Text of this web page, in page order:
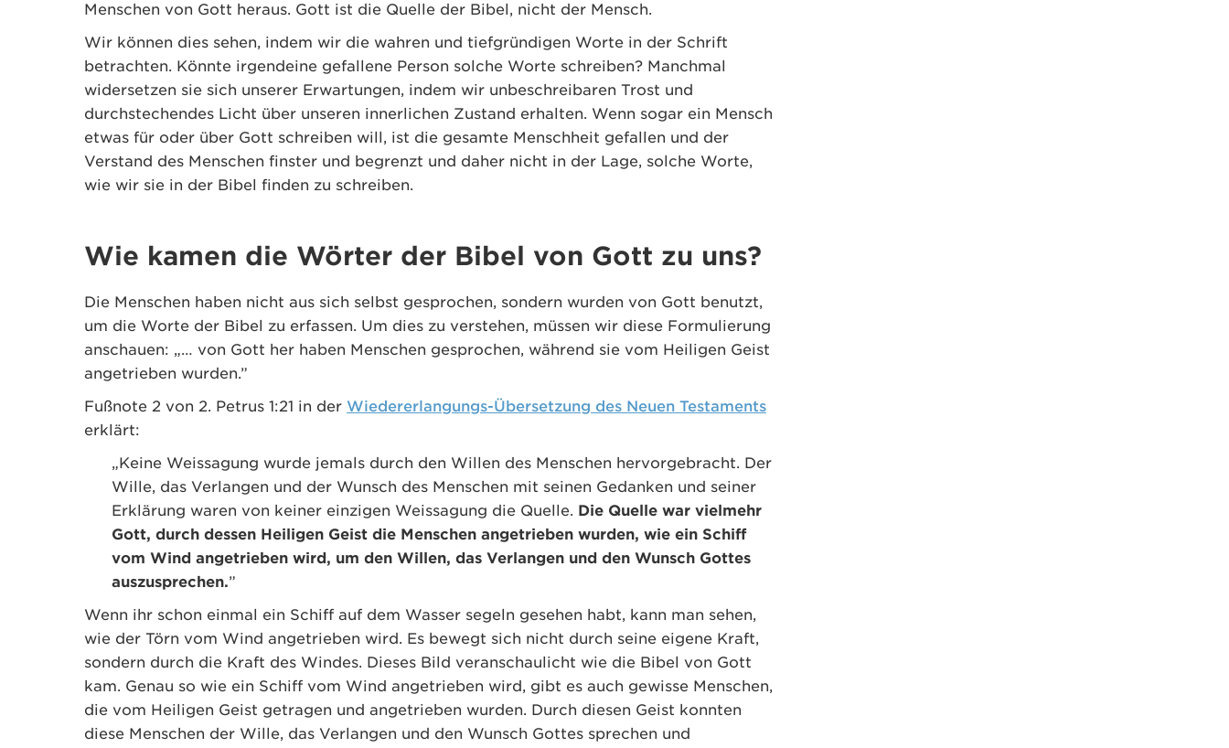
Menschen von Gott heraus. Gott ist die Quelle der Bibel, nicht der Mensch.
Wir können dies sehen, indem wir die wahren und tiefgründigen Worte in der Schrift
betrachten. Könnte irgendeine gefallene Person solche Worte schreiben? Manchmal
widersetzen sie sich unserer Erwartungen, indem wir unbeschreibaren Trost und
durchstechendes Licht über unseren innerlichen Zustand erhalten. Wenn sogar ein Mensch
etwas für oder über Gott schreiben will, ist die gesamte Menschheit gefallen und der
Verstand des Menschen finster und begrenzt und daher nicht in der Lage, solche Worte,
wie wir sie in der Bibel finden zu schreiben.
Wie kamen die Wörter der Bibel von Gott zu uns?
Die Menschen haben nicht aus sich selbst gesprochen, sondern wurden von Gott benutzt,
um die Worte der Bibel zu erfassen. Um dies zu verstehen, müssen wir diese Formulierung
anschauen: „… von Gott her haben Menschen gesprochen, während sie vom Heiligen Geist
angetrieben wurden.”
Fußnote 2 von 2. Petrus 1:21 in der Wiedererlangungs-Übersetzung des Neuen Testaments
erklärt:
„Keine Weissagung wurde jemals durch den Willen des Menschen hervorgebracht. Der
Wille, das Verlangen und der Wunsch des Menschen mit seinen Gedanken und seiner
Erklärung waren von keiner einzigen Weissagung die Quelle. Die Quelle war vielmehr
Gott, durch dessen Heiligen Geist die Menschen angetrieben wurden, wie ein Schiff
vom Wind angetrieben wird, um den Willen, das Verlangen und den Wunsch Gottes
auszusprechen.”
Wenn ihr schon einmal ein Schiff auf dem Wasser segeln gesehen habt, kann man sehen,
wie der Törn vom Wind angetrieben wird. Es bewegt sich nicht durch seine eigene Kraft,
sondern durch die Kraft des Windes. Dieses Bild veranschaulicht wie die Bibel von Gott
kam. Genau so wie ein Schiff vom Wind angetrieben wird, gibt es auch gewisse Menschen,
die vom Heiligen Geist getragen und angetrieben wurden. Durch diesen Geist konnten
diese Menschen der Wille, das Verlangen und den Wunsch Gottes sprechen und